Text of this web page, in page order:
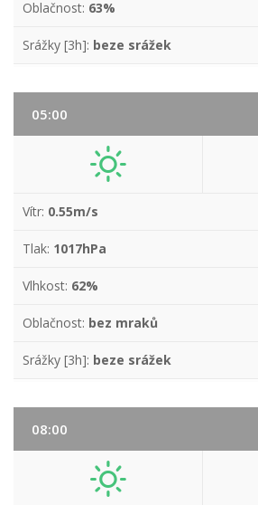
Oblačnost: 63%
Srážky [3h]: beze srážek
05:00
Vítr: 0.55m/s
Tlak: 1017hPa
Vlhkost: 62%
Oblačnost: bez mraků
Srážky [3h]: beze srážek
08:00